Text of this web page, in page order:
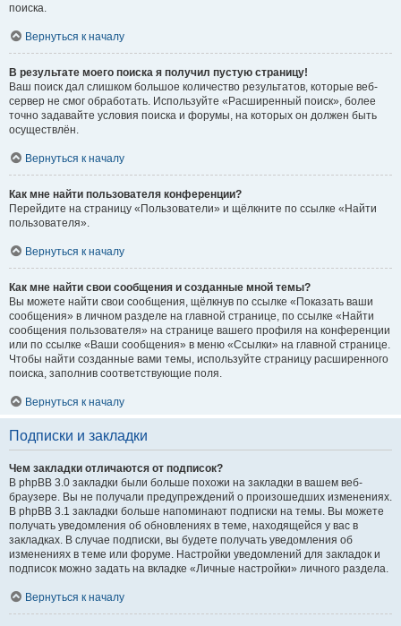
поиска.
Вернуться к началу
В результате моего поиска я получил пустую страницу!
Ваш поиск дал слишком большое количество результатов, которые веб-
сервер не смог обработать. Используйте «Расширенный поиск», более
точно задавайте условия поиска и форумы, на которых он должен быть
осуществлён.
Вернуться к началу
Как мне найти пользователя конференции?
Перейдите на страницу «Пользователи» и щёлкните по ссылке «Найти
пользователя».
Вернуться к началу
Как мне найти свои сообщения и созданные мной темы?
Вы можете найти свои сообщения, щёлкнув по ссылке «Показать ваши
сообщения» в личном разделе на главной странице, по ссылке «Найти
сообщения пользователя» на странице вашего профиля на конференции
или по ссылке «Ваши сообщения» в меню «Ссылки» на главной странице.
Чтобы найти созданные вами темы, используйте страницу расширенного
поиска, заполнив соответствующие поля.
Вернуться к началу
Подписки и закладки
Чем закладки отличаются от подписок?
В phpBB 3.0 закладки были больше похожи на закладки в вашем веб-
браузере. Вы не получали предупреждений о произошедших изменениях.
В phpBB 3.1 закладки больше напоминают подписки на темы. Вы можете
получать уведомления об обновлениях в теме, находящейся у вас в
закладках. В случае подписки, вы будете получать уведомления об
изменениях в теме или форуме. Настройки уведомлений для закладок и
подписок можно задать на вкладке «Личные настройки» личного раздела.
Вернуться к началу